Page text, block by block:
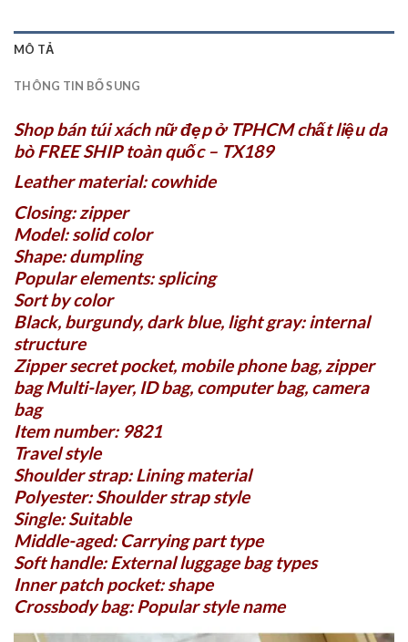
MÔ TẢ
THÔNG TIN BỔ SUNG
Shop bán túi xách nữ đẹp ở TPHCM chất liệu da
bò FREE SHIP toàn quốc – TX189
Leather material: cowhide
Closing: zipper
Model: solid color
Shape: dumpling
Popular elements: splicing
Sort by color
Black, burgundy, dark blue, light gray: internal
structure
Zipper secret pocket, mobile phone bag, zipper
bag Multi-layer, ID bag, computer bag, camera
bag
Item number: 9821
Travel style
Shoulder strap: Lining material
Polyester: Shoulder strap style
Single: Suitable
Middle-aged: Carrying part type
Soft handle: External luggage bag types
Inner patch pocket: shape
Crossbody bag: Popular style name